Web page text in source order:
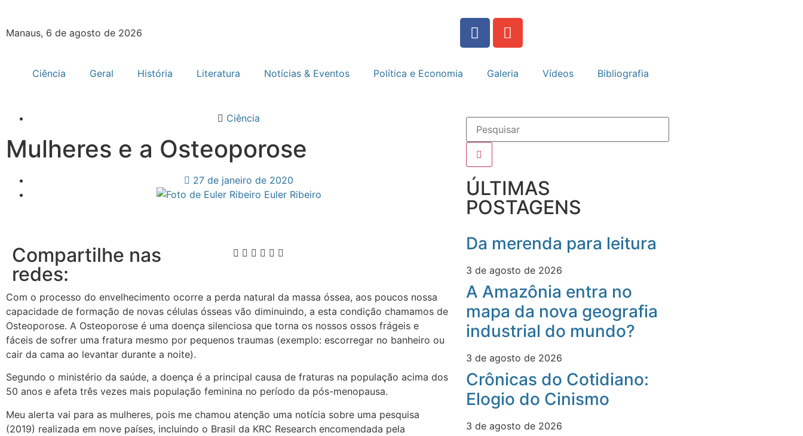
Manaus, 6 de agosto de 2026
Ciência Geral História Literatura Notícias & Eventos Política e Economia Galeria Vídeos Bibliografia
Ciência
Mulheres e a Osteoporose
27 de janeiro de 2020
Euler Ribeiro
Compartilhe nas
redes:
Com o processo do envelhecimento ocorre a perda natural da massa óssea, aos poucos nossa
capacidade de formação de novas células ósseas vão diminuindo, a esta condição chamamos de
Osteoporose. A Osteoporose é uma doença silenciosa que torna os nossos ossos frágeis e
fáceis de sofrer uma fratura mesmo por pequenos traumas (exemplo: escorregar no banheiro ou
cair da cama ao levantar durante a noite).
Segundo o ministério da saúde, a doença é a principal causa de fraturas na população acima dos
50 anos e afeta três vezes mais população feminina no período da pós-menopausa.
Meu alerta vai para as mulheres, pois me chamou atenção uma notícia sobre uma pesquisa
(2019) realizada em nove países, incluindo o Brasil da KRC Research encomendada pela
ÚLTIMAS
POSTAGENS
Da merenda para leitura
3 de agosto de 2026
A Amazônia entra no
mapa da nova geografia
industrial do mundo?
3 de agosto de 2026
Crônicas do Cotidiano:
Elogio do Cinismo
3 de agosto de 2026